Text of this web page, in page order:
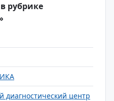
рубрике
диагностический центр